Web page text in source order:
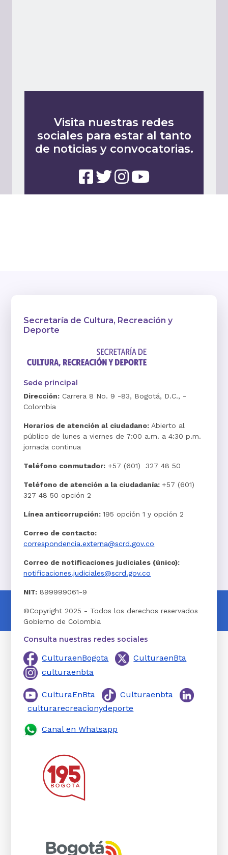
Visita nuestras redes
sociales para estar al tanto
de noticias y convocatorias.
Secretaría de Cultura, Recreación y
Deporte
Sede principal
Dirección: Carrera 8 No. 9 -83, Bogotá, D.C., -
Colombia
Horarios de atención al ciudadano: Abierto al
público de lunes a viernes de 7:00 a.m. a 4:30 p.m.
jornada continua
Teléfono conmutador: +57 (601) 327 48 50
Teléfono de atención a la ciudadanía: +57 (601)
327 48 50 opción 2
Línea anticorrupción:195 opción 1 y opción 2
Correo de contacto:
correspondencia.externa@scrd.gov.co
Correo de notificaciones judiciales (único):
notificaciones.judiciales@scrd.gov.co
NIT: 899999061-9
©Copyright 2025 - Todos los derechos reservados
Gobierno de Colombia
Consulta nuestras redes sociales
CulturaenBogota
CulturaenBta
culturaenbta
CulturaEnBta
Culturaenbta
culturarecreacionydeporte
Canal en Whatsapp